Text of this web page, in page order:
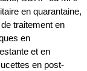
en quarantaine,
traitement en
en
et en
en post-